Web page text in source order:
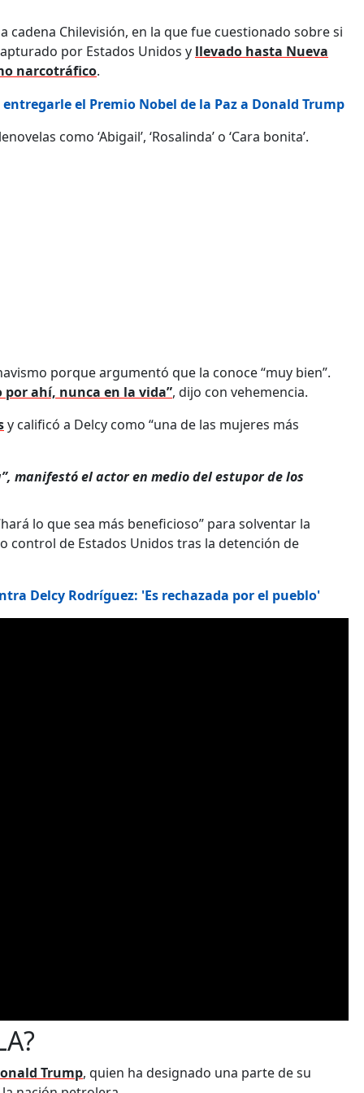
cadena Chilevisión, en la que fue cuestionado sobre si
por Estados Unidos y llevado hasta Nueva
narcotráfico.
el Premio Nobel de la Paz a Donald Trump
como ‘Abigail’, ‘Rosalinda’ o ‘Cara bonita’.
porque argumentó que la conoce “muy bien”.
ahí, nunca en la vida”, dijo con vehemencia.
y calificó a Delcy como “una de las mujeres más
manifestó el actor en medio del estupor de los
lo que sea más beneficioso” para solventar la
control de Estados Unidos tras la detención de
Delcy Rodríguez: 'Es rechazada por el pueblo'
Trump, quien ha designado una parte de su